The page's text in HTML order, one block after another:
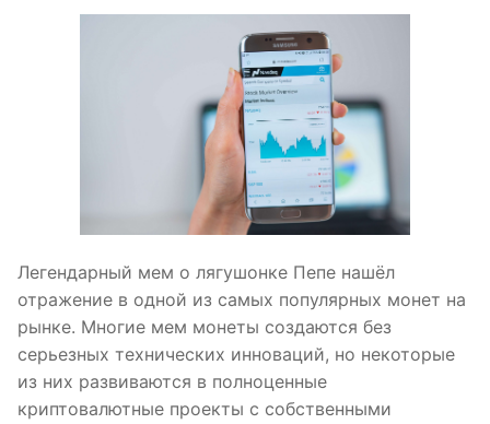
Легендарный мем о лягушонке Пепе нашёл
отражение в одной из самых популярных монет на
рынке. Многие мем монеты создаются без
серьезных технических инноваций, но некоторые
из них развиваются в полноценные
криптовалютные проекты с собственными